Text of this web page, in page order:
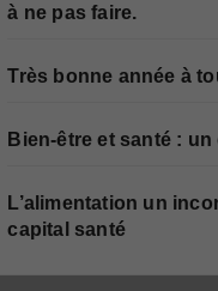
à ne pas faire.
Très bonne année à
Bien-être et santé :
L’alimentation un
capital santé